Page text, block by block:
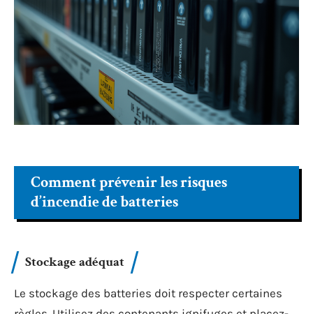
Comment prévenir les risques
d’incendie de batteries
Stockage adéquat
Le stockage des batteries doit respecter certaines